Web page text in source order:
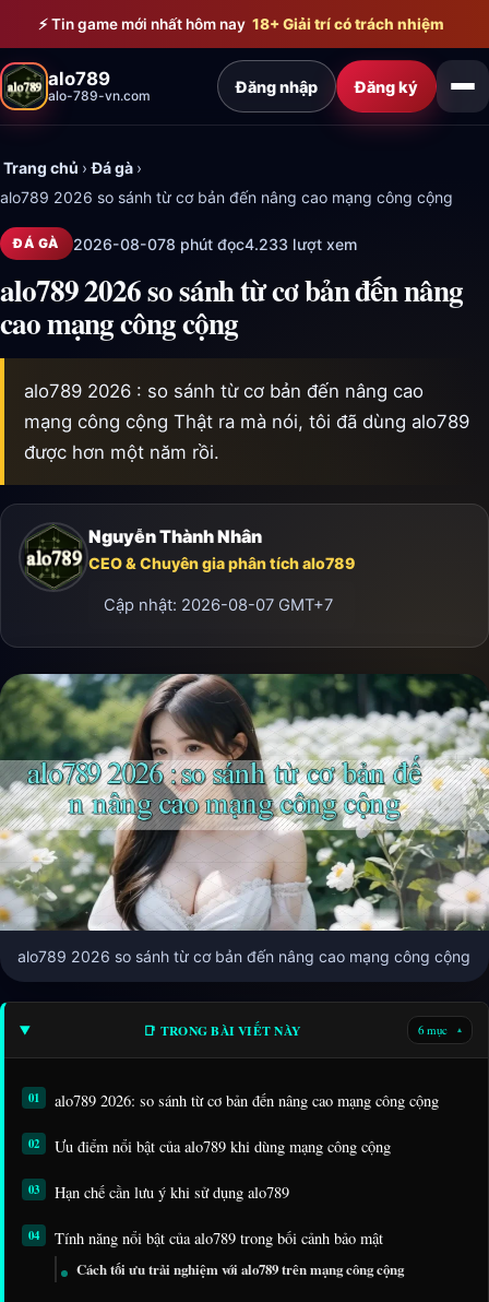
Bỏ qua đến nội dung chính
⚡ Tin game mới nhất hôm nay 18+ Giải trí có trách nhiệm
alo789
alo-789-vn.com Đăng nhập Đăng ký
Trang chủ › Đá gà ›
alo789 2026 so sánh từ cơ bản đến nâng cao mạng công cộng
ĐÁ GÀ 2026-08-078 phút đọc4.233 lượt xem
alo789 2026 so sánh từ cơ bản đến nâng
cao mạng công cộng
alo789 2026 : so sánh từ cơ bản đến nâng cao
mạng công cộng Thật ra mà nói, tôi đã dùng alo789
được hơn một năm rồi.
Nguyễn Thành Nhân
CEO & Chuyên gia phân tích alo789
Cập nhật: 2026-08-07 GMT+7
alo789 2026 so sánh từ cơ bản đến nâng cao mạng công cộng
📑 TRONG BÀI VIẾT NÀY 6 mục ▾
alo789 2026: so sánh từ cơ bản đến nâng cao mạng công cộng
Ưu điểm nổi bật của alo789 khi dùng mạng công cộng
Hạn chế cần lưu ý khi sử dụng alo789
Tính năng nổi bật của alo789 trong bối cảnh bảo mật
Cách tối ưu trải nghiệm với alo789 trên mạng công cộng